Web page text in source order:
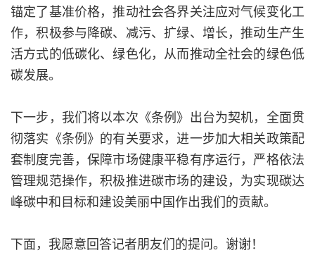
锚定了基准价格，推动社会各界关注应对气候变化工
作，积极参与降碳、减污、扩绿、增长，推动生产生
活方式的低碳化、绿色化，从而推动全社会的绿色低
碳发展。
下一步，我们将以本次《条例》出台为契机，全面贯
彻落实《条例》的有关要求，进一步加大相关政策配
套制度完善，保障市场健康平稳有序运行，严格依法
管理规范操作，积极推进碳市场的建设，为实现碳达
峰碳中和目标和建设美丽中国作出我们的贡献。
下面，我愿意回答记者朋友们的提问。谢谢！